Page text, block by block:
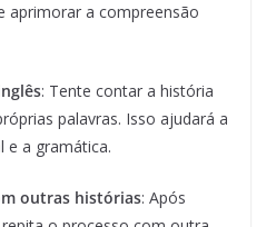
aprimorar a compreensão
: Tente contar a história
palavras. Isso ajudará a
e a gramática.
outras histórias: Após